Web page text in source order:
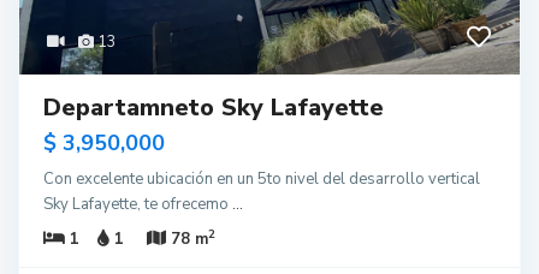
13
Departamneto Sky Lafayette
$ 3,950,000
Con excelente ubicación en un 5to nivel del desarrollo vertical
Sky Lafayette, te ofrecemo ...
1
1 78 m2